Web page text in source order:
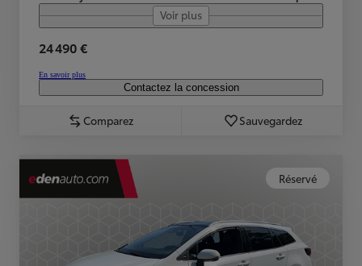
Voir plus
24 490 €
En savoir plus
Contactez la concession
Comparez Sauvegardez
Réservé